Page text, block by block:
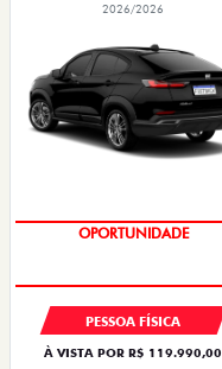
2026/2026
OPORTUNIDADE
PESSOA FÍSICA
À VISTA POR R$ 119.990,00